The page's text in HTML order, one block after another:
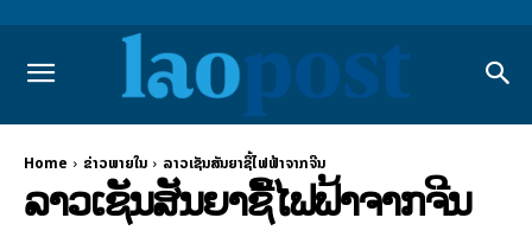
Home ຂ່າວພາຍ​ໃນ ລາວເຊັນສັນຍາຊື້ໄຟຟ້າຈາກຈີນ
ລາວເຊັນສັນຍາຊື້ໄຟຟ້າຈາກຈີນ